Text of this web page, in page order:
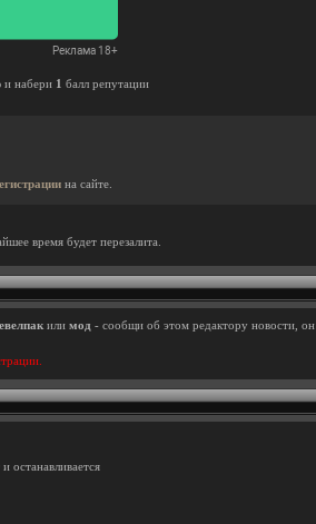
и набери 1 балл репутации
на сайте.
время будет перезалита.
или мод - сообщи об этом редактору новости, он
останавливается